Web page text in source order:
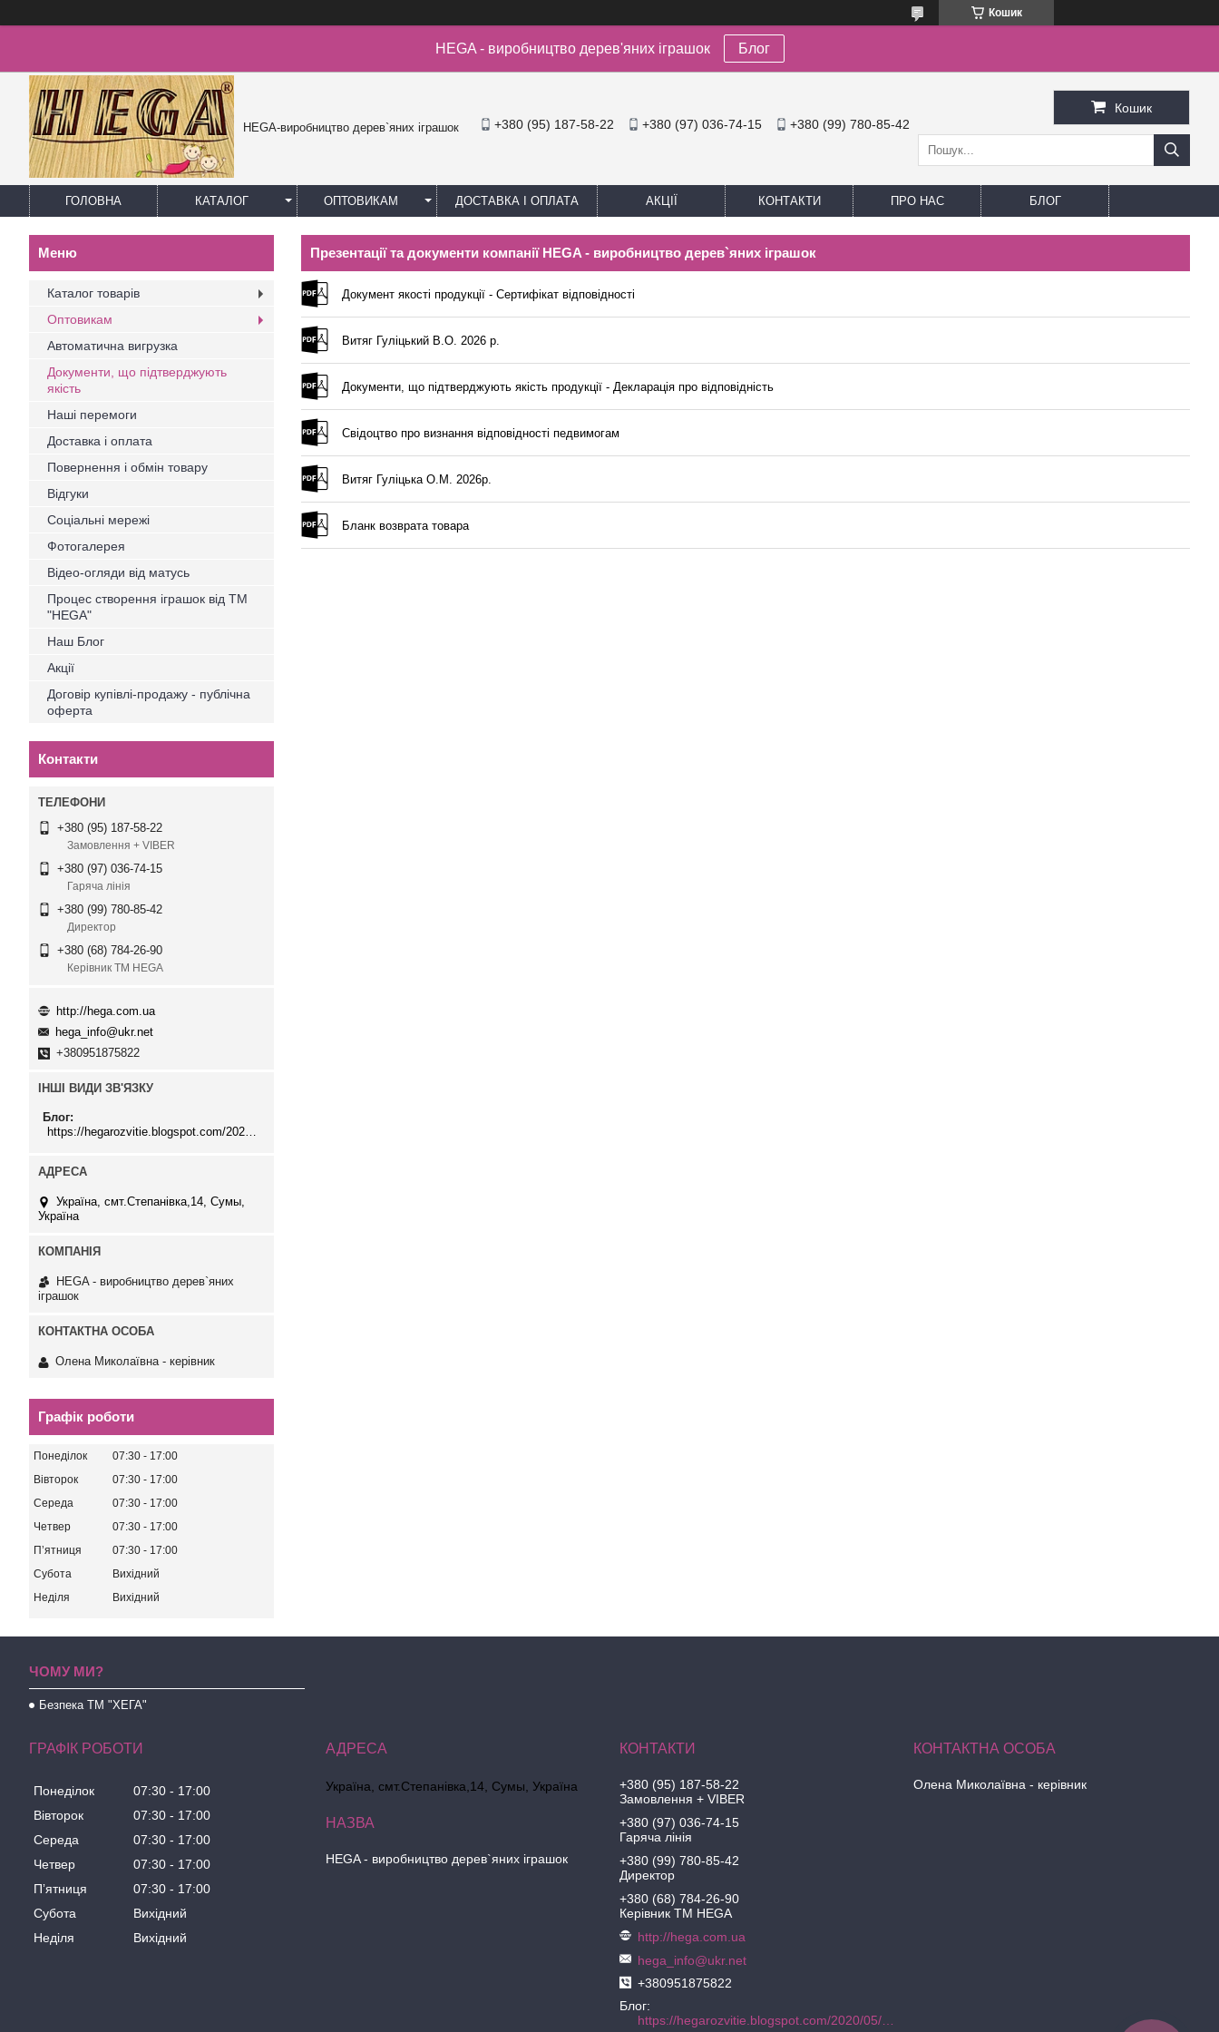
Кошик
HEGA - виробництво дерев'яних іграшок Блог
HEGA-виробництво дерев`яних іграшок +380 (95) 187-58-22 +380 (97) 036-74-15 +380 (99) 780-85-42
Кошик
ГОЛОВНА КАТАЛОГ ОПТОВИКАМ ДОСТАВКА І ОПЛАТА АКЦІЇ КОНТАКТИ ПРО НАС БЛОГ
Презентації та документи компанії HEGA - виробництво дерев`яних іграшок
Документ якості продукції - Сертифікат відповідності
Витяг Гуліцький В.О. 2026 р.
Документи, що підтверджують якість продукції - Декларація про відповідність
Свідоцтво про визнання відповідності педвимогам
Витяг Гуліцька О.М. 2026р.
Бланк возврата товара
Каталог товарів
Оптовикам
Автоматична вигрузка
Документи, що підтверджують
якість
Наші перемоги
Доставка і оплата
Повернення і обмін товару
Відгуки
Соціальні мережі
Фотогалерея
Відео-огляди від матусь
Процес створення іграшок від ТМ
"HEGA"
Наш Блог
Акції
Договір купівлі-продажу - публічна
оферта
Контакти
+380 (95) 187-58-22
Замовлення + VIBER
+380 (97) 036-74-15
Гаряча лінія
+380 (99) 780-85-42
Директор
+380 (68) 784-26-90
Керівник ТМ HEGA
http://hega.com.ua
hega_info@ukr.net
+380951875822
ІНШІ ВИДИ ЗВ'ЯЗКУ
Блог
Україна, смт.Степанівка,14, Cумы,
Україна
HEGA - виробництво дерев`яних
іграшок
Олена Миколаївна - керівник
Графік роботи
Понеділок 07:30
17:00
Вівторок
07:30
17:00
Середа
07:30
17:00
Четвер
07:30
17:00
Пʼятниця
07:30
17:00
Субота
Вихідний
Неділя
Вихідний
ЧОМУ МИ?
Безпека ТМ "ХЕГА"
ГРАФІК РОБОТИ
Понеділок 07:30
17:00
Вівторок
07:30
17:00
Середа
07:30
17:00
Четвер
07:30
17:00
Пʼятниця
07:30
17:00
Субота
Вихідний
Неділя
Вихідний
Україна, смт.Степанівка,14, Cумы, Україна
HEGA - виробництво дерев`яних іграшок
+380 (95) 187-58-22
Замовлення + VIBER
+380 (97) 036-74-15
Гаряча лінія
+380 (99) 780-85-42
Директор
+380 (68) 784-26-90
Керівник ТМ HEGA
http://hega.com.ua
hega_info@ukr.net
+380951875822
Блог
https://hegarozvitie.blogspot.com/2020/05/blog-post.html
Олена Миколаївна - керівник